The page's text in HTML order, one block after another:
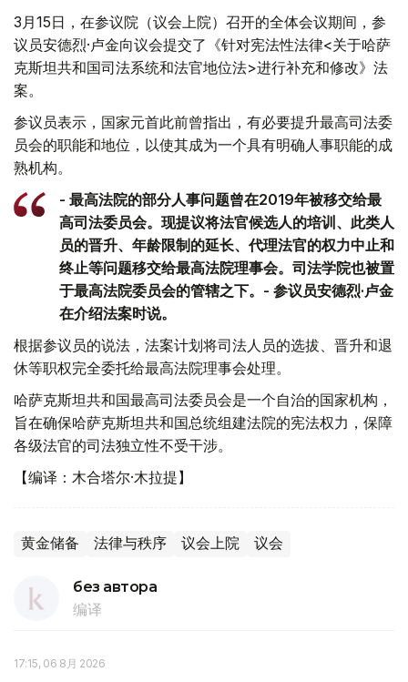
3月15日，在参议院（议会上院）召开的全体会议期间，参
议员安德烈·卢金向议会提交了《针对宪法性法律<关于哈萨
克斯坦共和国司法系统和法官地位法>进行补充和修改》法
案。
参议员表示，国家元首此前曾指出，有必要提升最高司法委
员会的职能和地位，以使其成为一个具有明确人事职能的成
熟机构。
- 最高法院的部分人事问题曾在2019年被移交给最
高司法委员会。现提议将法官候选人的培训、此类人
员的晋升、年龄限制的延长、代理法官的权力中止和
终止等问题移交给最高法院理事会。司法学院也被置
于最高法院委员会的管辖之下。- 参议员安德烈·卢金
在介绍法案时说。
根据参议员的说法，法案计划将司法人员的选拔、晋升和退
休等职权完全委托给最高法院理事会处理。
哈萨克斯坦共和国最高司法委员会是一个自治的国家机构，
旨在确保哈萨克斯坦共和国总统组建法院的宪法权力，保障
各级法官的司法独立性不受干涉。
【编译：木合塔尔·木拉提】
黄金储备 法律与秩序 议会上院 议会
без автора
编译
17:15, 06 8月 2026